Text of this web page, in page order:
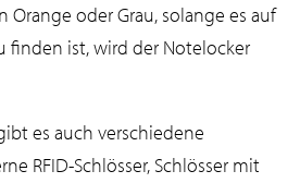
Orange oder Grau, solange es auf
finden ist, wird der Notelocker
es auch verschiedene
RFID-Schlösser, Schlösser mit